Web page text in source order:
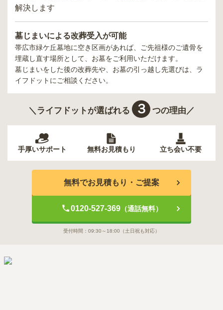
解決します
墓じまいによる改葬受入が可能
帯広市緑ケ丘墓地に空き区画があれば、ご先祖様のご遺骨を
埋蔵し直す場所として、お墓をご利用いただけます。
墓じまいをした後の改葬先や、お墓の引っ越し先選びは、ラ
イフドットにご相談ください。
＼ライフドットが選ばれる ３ つの理由／
手厚いサポート 無料お見積もり 立ち会い不要
無料でお見積もり・ご提案
0120-527-369（通話無料）
受付時間： 09:30～18:00 （土日祝も対応）